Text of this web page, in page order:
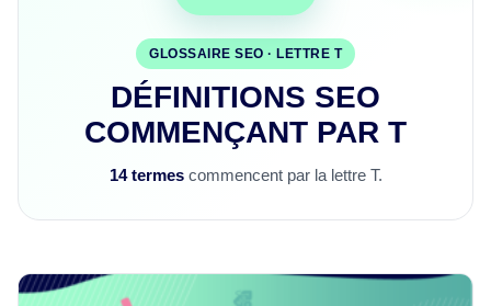
GLOSSAIRE SEO · LETTRE T
DÉFINITIONS SEO
COMMENÇANT PAR T
14 termescommencent par la lettre T.